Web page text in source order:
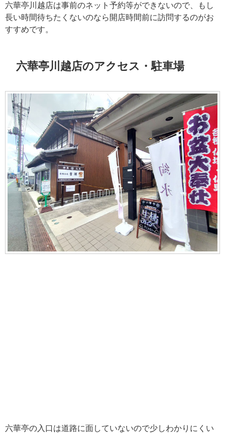
六華亭川越店は事前のネット予約等ができないので、もし
長い時間待ちたくないのなら開店時間前に訪問するのがお
すすめです。
六華亭川越店のアクセス・駐車場
六華亭の入口は道路に面していないので少しわかりにくい